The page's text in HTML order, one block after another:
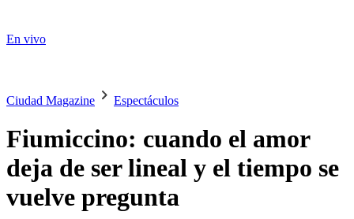
En vivo
Ciudad Magazine Espectáculos
Fiumiccino: cuando el amor
deja de ser lineal y el tiempo se
vuelve pregunta